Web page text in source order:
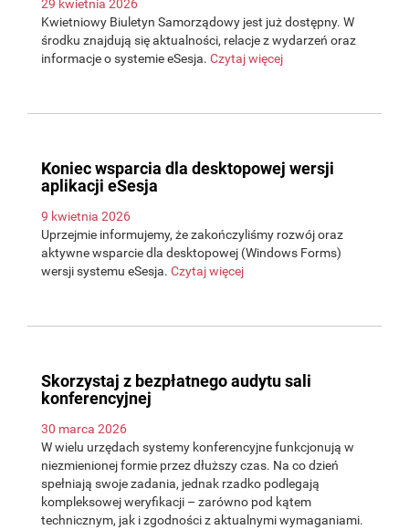
29 kwietnia 2026
Kwietniowy Biuletyn Samorządowy jest już dostępny. W
środku znajdują się aktualności, relacje z wydarzeń oraz
informacje o systemie eSesja. Czytaj więcej
Koniec wsparcia dla desktopowej wersji
aplikacji eSesja
9 kwietnia 2026
Uprzejmie informujemy, że zakończyliśmy rozwój oraz
aktywne wsparcie dla desktopowej (Windows Forms)
wersji systemu eSesja. Czytaj więcej
Skorzystaj z bezpłatnego audytu sali
konferencyjnej
30 marca 2026
W wielu urzędach systemy konferencyjne funkcjonują w
niezmienionej formie przez dłuższy czas. Na co dzień
spełniają swoje zadania, jednak rzadko podlegają
kompleksowej weryfikacji – zarówno pod kątem
technicznym, jak i zgodności z aktualnymi wymaganiami.